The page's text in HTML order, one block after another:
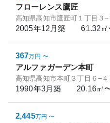
フローレンス鷹匠
高知県高知市鷹匠町１丁目３−
2005年12月築 61.32㎡
367万円 〜
アルファガーデン本町
高知県高知市本町３丁目６−４
1990年3月築 20.16㎡
2,445万円 〜